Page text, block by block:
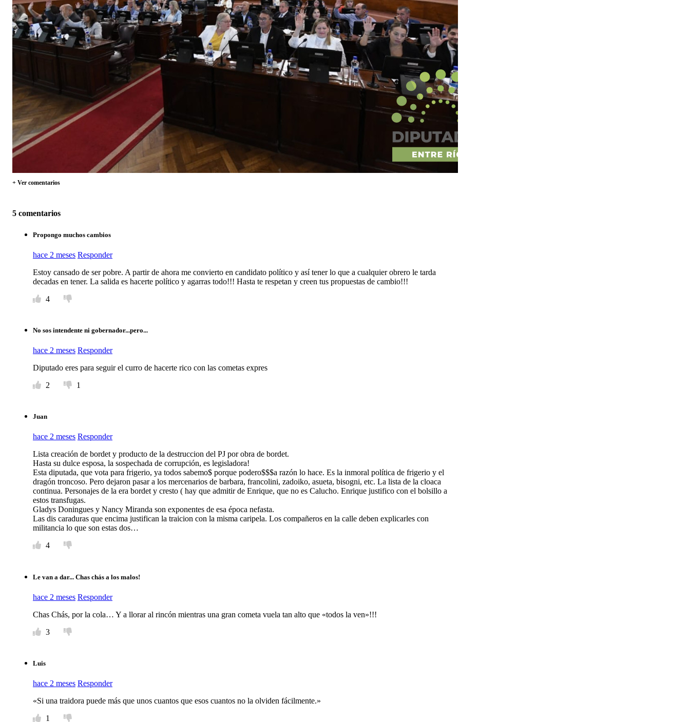
+ Ver comentarios
5 comentarios
Propongo muchos cambios
hace 2 meses Responder
Estoy cansado de ser pobre. A partir de ahora me convierto en candidato político y así tener lo que a cualquier obrero le tarda
decadas en tener. La salida es hacerte político y agarras todo!!! Hasta te respetan y creen tus propuestas de cambio!!!
4
No sos intendente ni gobernador...pero...
hace 2 meses Responder
Diputado eres para seguir el curro de hacerte rico con las cometas expres
2
1
Juan
hace 2 meses Responder
Lista creación de bordet y producto de la destruccion del PJ por obra de bordet.
Hasta su dulce esposa, la sospechada de corrupción, es legisladora!
Esta diputada, que vota para frigerio, ya todos sabemo$ porque podero$$$a razón lo hace. Es la inmoral política de frigerio y el
dragón troncoso. Pero dejaron pasar a los mercenarios de barbara, francolini, zadoiko, asueta, bisogni, etc. La lista de la cloaca
continua. Personajes de la era bordet y cresto ( hay que admitir de Enrique, que no es Calucho. Enrique justifico con el bolsillo a
estos transfugas.
Gladys Doningues y Nancy Miranda son exponentes de esa época nefasta.
Las dis caraduras que encima justifican la traicion con la misma caripela. Los compañeros en la calle deben explicarles con
militancia lo que son estas dos…
4
Le van a dar... Chas chás a los malos!
hace 2 meses Responder
Chas Chás, por la cola… Y a llorar al rincón mientras una gran cometa vuela tan alto que «todos la ven»!!!
3
Luis
hace 2 meses Responder
«Si una traidora puede más que unos cuantos que esos cuantos no la olviden fácilmente.»
1